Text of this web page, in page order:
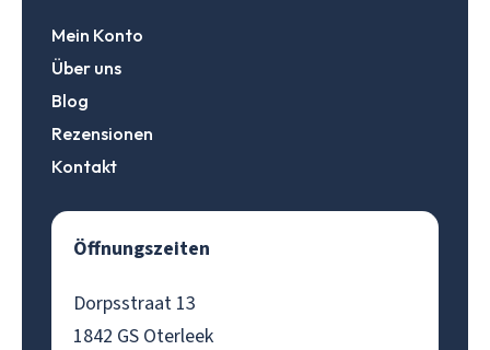
Mein Konto
Über uns
Blog
Rezensionen
Kontakt
Öffnungszeiten
Dorpsstraat 13
1842 GS Oterleek